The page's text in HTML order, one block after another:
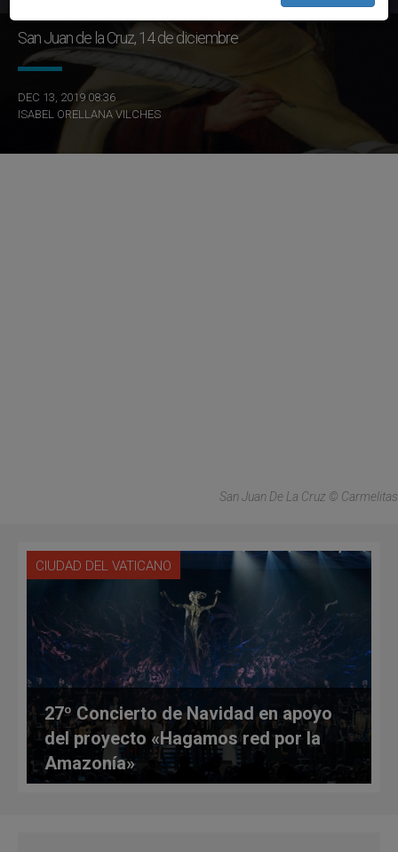
San Juan de la Cruz, 14 de diciembre
DEC 13, 2019 08:36
ISABEL ORELLANA VILCHES
San Juan De La Cruz © Carmelitas
CIUDAD DEL VATICANO
27º Concierto de Navidad en apoyo
del proyecto «Hagamos red por la
Amazonía»